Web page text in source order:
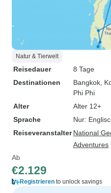
Natur & Tierwelt
Reisedauer
8 Tage
Destinationen
Bangkok ,
Phi Phi
Alter
Alter 12+
Sprache
Nur:
Reiseveranstalter National
Adventures
Ab
€2.129
Registrieren to unlock savings